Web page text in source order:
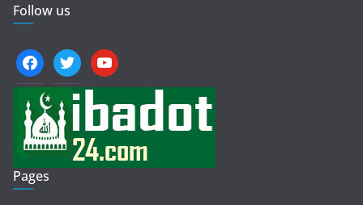
Follow us
facebooktwitter youtube
Pages